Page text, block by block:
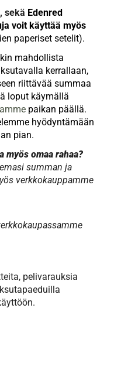
, sekä Edenred
voit käyttää myös
paperiset setelit).
mahdollista
kerrallaan,
riittävää summaa
loput käymällä
paikan päällä.
hyödyntämään
pian.
myös omaa rahaa?
summan ja
verkkokauppamme
pelivarauksia